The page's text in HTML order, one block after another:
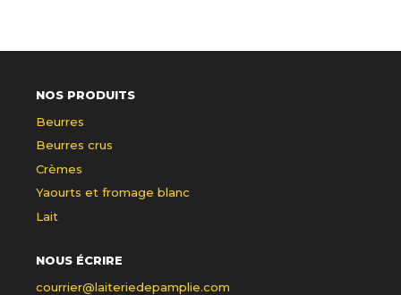
NOS PRODUITS
Beurres
Beurres crus
Crèmes
Yaourts et fromage blanc
Lait
NOUS ÉCRIRE
courrier@laiteriedepamplie.com